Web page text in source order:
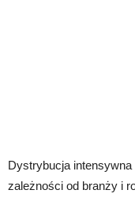
Dystrybucja
zależności od branży i